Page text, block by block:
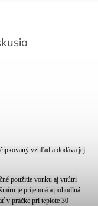
vzhľad a dodáva jej
použitie vonku aj vnútri
je príjemná a pohodlná
v práčke pri teplote 30